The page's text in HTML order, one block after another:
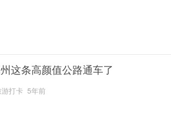
这条高颜值公路通车了
打卡 5年前